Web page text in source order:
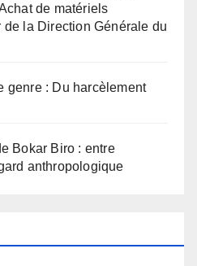
de matériels
la Direction Générale du
genre : Du harcèlement
Bokar Biro : entre
anthropologique